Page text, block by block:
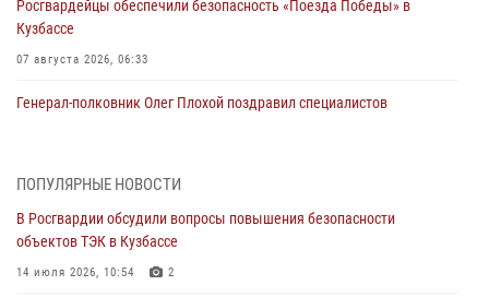
Росгвардейцы обеспечили безопасность «Поезда Победы» в
Кузбассе
07 августа 2026, 06:33
Генерал-полковник Олег Плохой поздравил специалистов
07 августа 2026, 05:32
С 1 сентября 2026 года вступает в силу новый федеральный закон о
частной охранной деятельности
06 августа 2026, 10:19
ПОПУЛЯРНЫЕ НОВОСТИ
В Росгвардии обсудили вопросы повышения безопасности
объектов ТЭК в Кузбассе
14 июля 2026, 10:54 2